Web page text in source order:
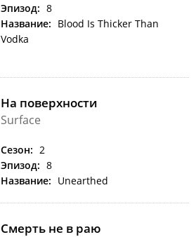
Эпизод: 8
Название: Blood Is Thicker Than
Vodka
На поверхности
Surface
Сезон: 2
Эпизод: 8
Название: Unearthed
Смерть не в раю